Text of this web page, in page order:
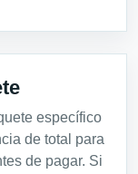
específico
de total para
de pagar. Si